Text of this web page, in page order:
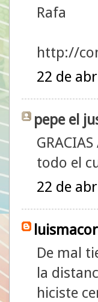
Rafa
http://
22 de
pepe el
todo el
22 de
De mal
la
hiciste